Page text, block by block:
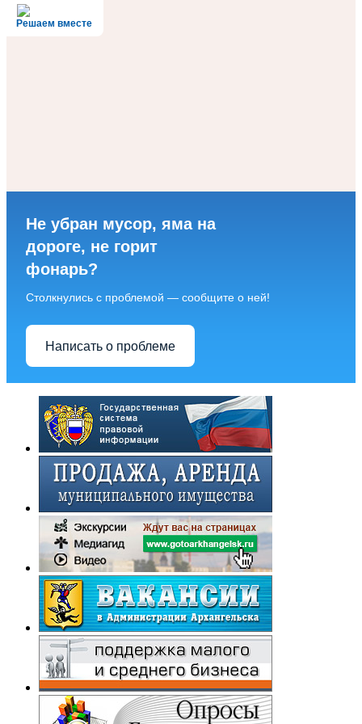
Решаем вместе
Не убран мусор, яма на
дороге, не горит
фонарь?
Столкнулись с проблемой — сообщите о ней!
Написать о проблеме